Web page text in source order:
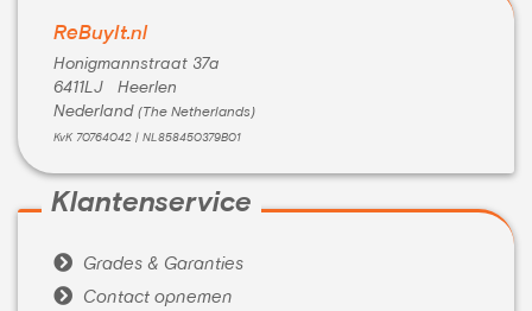
ReBuyIt.nl
Honigmannstraat 37a
6411LJ Heerlen
Nederland (The Netherlands)
KvK 70764042 | NL858450379B01
Klantenservice
 Grades & Garanties
 Contact opnemen